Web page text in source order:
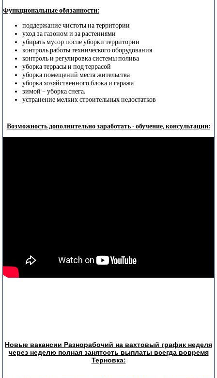
Функциональные обязанности:
поддержание чистоты на территории
уход за газоном и за растениями
убирать мусор после уборки территории
контроль работы технического оборудования
контроль и регулировка системы полива
уборка террасы и под террасой
уборка помещений места жительства
уборка хозяйственного блока и гаража
зимой – уборка снега.
устранение мелких строительных недостатков
Возможность дополнительно заработать - обучение, консультации:
Новые вакансии Разнорабочий на вахтовый график неделя
через неделю полная занятость выплаты всегда вовремя
Терновка: